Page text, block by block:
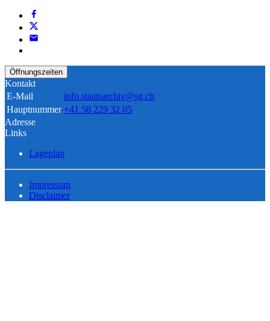
Öffnungszeiten
Kontakt
E-Mail
info.staatsarchiv@sg.ch
Hauptnummer +41 58 229 32 05
Adresse
Links
Lageplan
Impressum
Disclaimer